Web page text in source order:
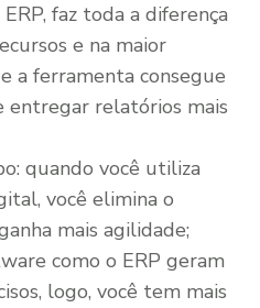
faz toda a diferença
e na maior
a ferramenta consegue
entregar relatórios mais
quando você utiliza
você elimina o
mais agilidade;
como o ERP geram
logo, você tem mais